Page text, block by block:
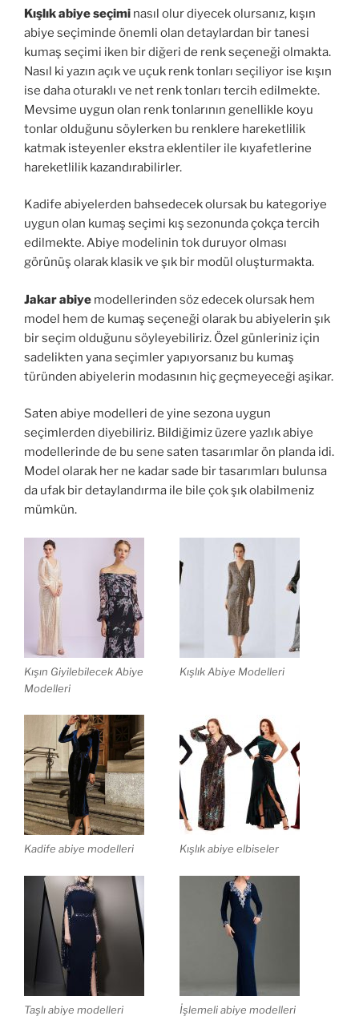
Kışlık abiye seçimi nasıl olur diyecek olursanız, kışın
abiye seçiminde önemli olan detaylardan bir tanesi
kumaş seçimi iken bir diğeri de renk seçeneği olmakta.
Nasıl ki yazın açık ve uçuk renk tonları seçiliyor ise kışın
ise daha oturaklı ve net renk tonları tercih edilmekte.
Mevsime uygun olan renk tonlarının genellikle koyu
tonlar olduğunu söylerken bu renklere hareketlilik
katmak isteyenler ekstra eklentiler ile kıyafetlerine
hareketlilik kazandırabilirler.
Kadife abiyelerden bahsedecek olursak bu kategoriye
uygun olan kumaş seçimi kış sezonunda çokça tercih
edilmekte. Abiye modelinin tok duruyor olması
görünüş olarak klasik ve şık bir modül oluşturmakta.
Jakar abiye modellerinden söz edecek olursak hem
model hem de kumaş seçeneği olarak bu abiyelerin şık
bir seçim olduğunu söyleyebiliriz. Özel günleriniz için
sadelikten yana seçimler yapıyorsanız bu kumaş
türünden abiyelerin modasının hiç geçmeyeceği aşikar.
Saten abiye modelleri de yine sezona uygun
seçimlerden diyebiliriz. Bildiğimiz üzere yazlık abiye
modellerinde de bu sene saten tasarımlar ön planda idi.
Model olarak her ne kadar sade bir tasarımları bulunsa
da ufak bir detaylandırma ile bile çok şık olabilmeniz
mümkün.
Kışın Giyilebilecek Abiye
Modelleri
Kışlık Abiye Modelleri
Kadife abiye modelleri Kışlık abiye elbiseler
Taşlı abiye modelleri İşlemeli abiye modelleri